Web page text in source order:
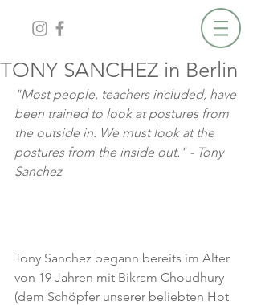
TONY SANCHEZ in Berlin
"Most people, teachers included, have
been trained to look at postures from
the outside in. We must look at the
postures from the inside out." - Tony
Sanchez
Tony Sanchez begann bereits im Alter
von 19 Jahren mit Bikram Choudhury
(dem Schöpfer unserer beliebten Hot